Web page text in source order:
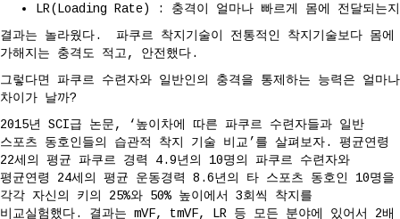
LR(Loading Rate) : 충격이 얼마나 빠르게 몸에 전달되는지
결과는 놀라웠다. 파쿠르 착지기술이 전통적인 착지기술보다 몸에
가해지는 충격도 적고, 안전했다.
그렇다면 파쿠르 수련자와 일반인의 충격을 통제하는 능력은 얼마나
차이가 날까?
2015년 SCI급 논문, ‘높이차에 따른 파쿠르 수련자들과 일반
스포츠 동호인들의 습관적 착지 기술 비교’를 살펴보자. 평균연령
22세의 평균 파쿠르 경력 4.9년의 10명의 파쿠르 수련자와
평균연령 24세의 평균 운동경력 8.6년의 타 스포츠 동호인 10명을
각각 자신의 키의 25%와 50% 높이에서 3회씩 착지를
비교실험했다. 결과는 mVF, tmVF, LR 등 모든 분야에 있어서 2배